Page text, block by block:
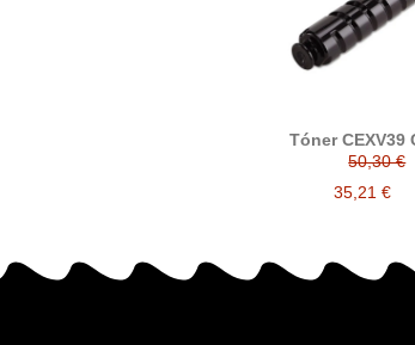
Tóner CEXV39
compatible50,30 €
35,21 €